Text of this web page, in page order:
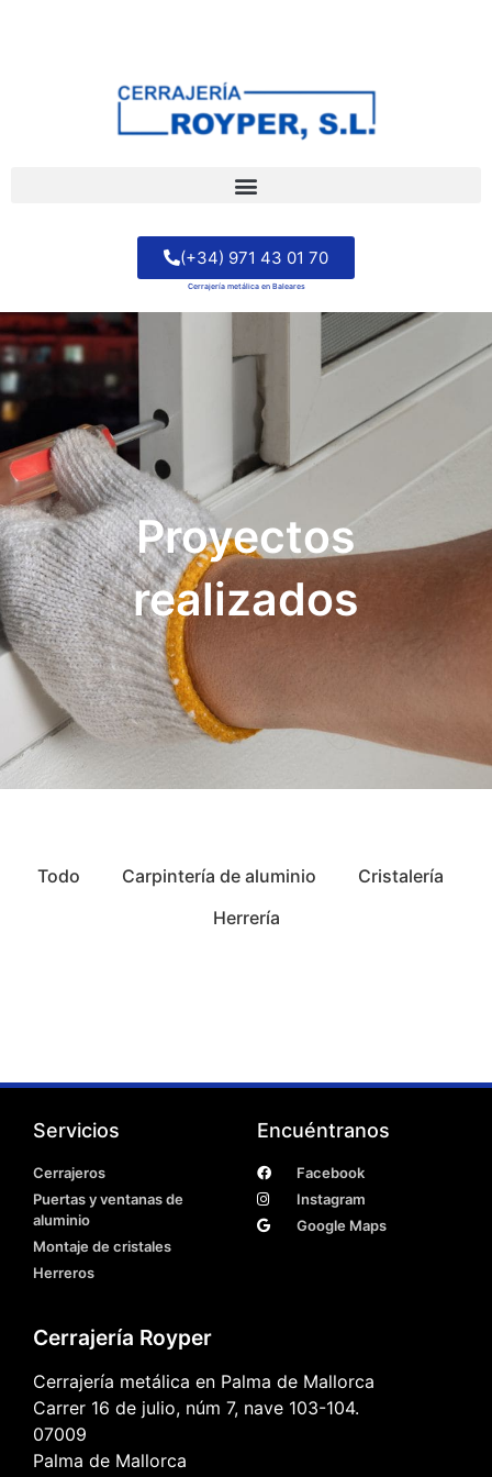
(+34) 971 43 01 70
Cerrajería metálica en Baleares
Proyectos
realizados
Todo Carpintería de aluminio
Cristalería
Herrería
Servicios
Cerrajeros
Puertas y ventanas de
aluminio
Montaje de cristales
Herreros
Encuéntranos
Facebook
Instagram
Google Maps
Cerrajería Royper
Cerrajería metálica en Palma de Mallorca
Carrer 16 de julio, núm 7, nave 103-104.
07009
Palma de Mallorca